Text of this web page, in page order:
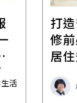
活
打
修
居